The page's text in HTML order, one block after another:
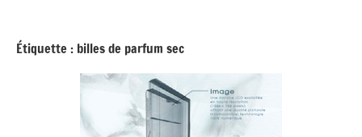
Étiquette : billes de parfum sec